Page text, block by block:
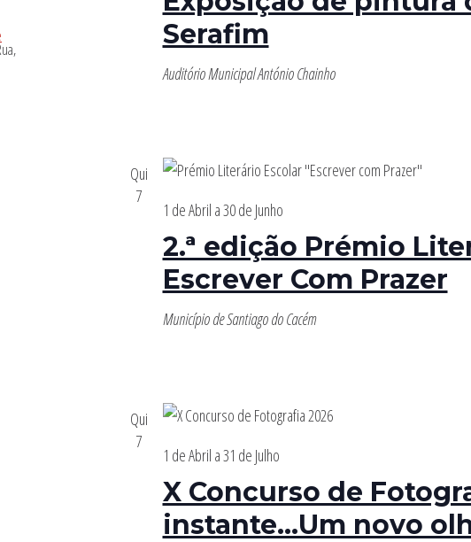
Serafim
Auditório Municipal António Chainho
Qui
7
2.ª edição Prémio
Escrever Com Prazer
1 de Abril a30 de Junho
Município de Santiago do Cacém
Qui
7
X Concurso de
instante…Um novo
1 de Abril a31 de Julho